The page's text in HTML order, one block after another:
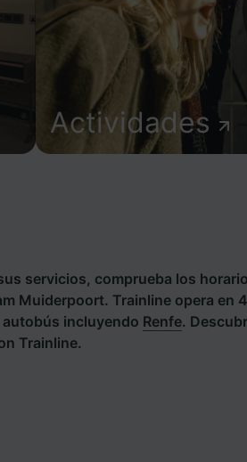
Actividades
servicios, comprueba los
Muiderpoort. Trainline opera en
autobús incluyendo Renfe.
Trainline.